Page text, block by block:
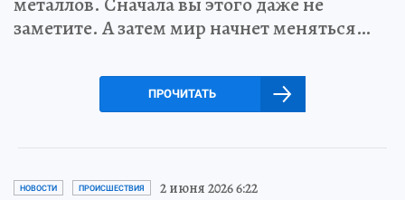
заметите. А затем мир начнет меняться…
ПРОЧИТАТЬ
НОВОСТИ ПРОИСШЕСТВИЯ 2 июня 2026 6:22